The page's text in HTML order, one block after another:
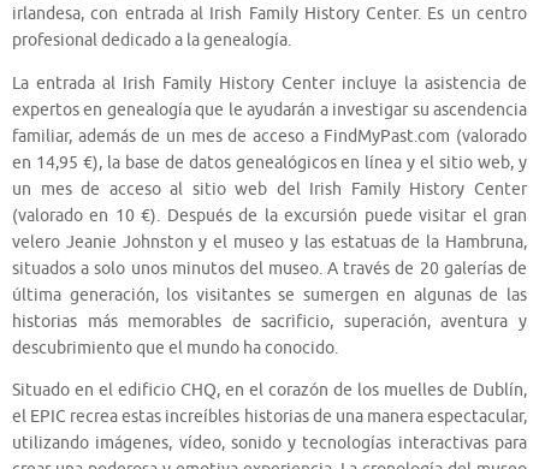
irlandesa, con entrada al Irish Family History Center. Es un centro
profesional dedicado a la genealogía.
La entrada al Irish Family History Center incluye la asistencia de
expertos en genealogía que le ayudarán a investigar su ascendencia
familiar, además de un mes de acceso a FindMyPast.com (valorado
en 14,95 €), la base de datos genealógicos en línea y el sitio web, y
un mes de acceso al sitio web del Irish Family History Center
(valorado en 10 €). Después de la excursión puede visitar el gran
velero Jeanie Johnston y el museo y las estatuas de la Hambruna,
situados a solo unos minutos del museo. A través de 20 galerías de
última generación, los visitantes se sumergen en algunas de las
historias más memorables de sacrificio, superación, aventura y
descubrimiento que el mundo ha conocido.
Situado en el edificio CHQ, en el corazón de los muelles de Dublín,
el EPIC recrea estas increíbles historias de una manera espectacular,
utilizando imágenes, vídeo, sonido y tecnologías interactivas para